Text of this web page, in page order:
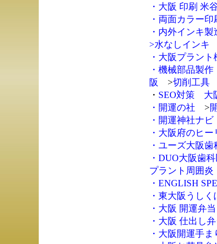
・ 大阪 印刷 米
・ 両面カラー印
・ 内外インキ製
>水なしインキ
・ 大阪プラント
・ 機械部品製
阪
>切削工具
・ SEO対策 大
・ 開運の社 >
・ 開運神社ナビ
・ 大阪府のヒー
・ ユーズ大阪歯
・ DUO大阪歯
プラント周囲炎
・ ENGLISH
・ 東大阪うしく
・ 大阪 開運弁
・ 大阪 仕出し
・ 大阪開運手ま